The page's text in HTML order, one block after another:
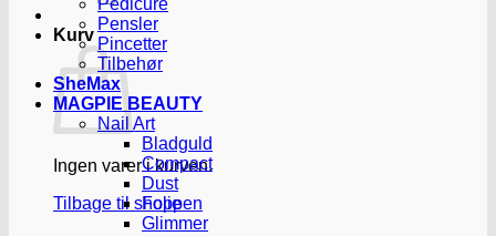
Kurv
Ingen varer i kurven.
Tilbage til shoppen
Pedicure
Pensler
Pincetter
Tilbehør
SheMax
MAGPIE BEAUTY
Nail Art
Bladguld
Compact
Dust
Folie
Glimmer